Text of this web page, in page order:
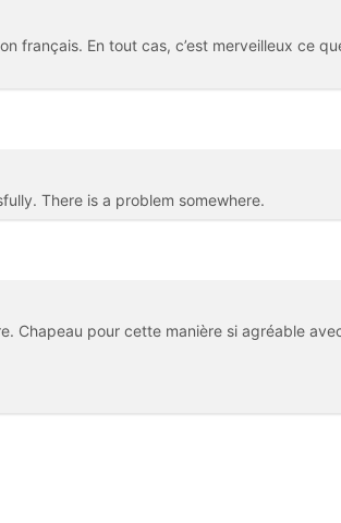
français. En tout cas, c’est merveilleux ce
There is a problem somewhere.
Chapeau pour cette manière si agréable